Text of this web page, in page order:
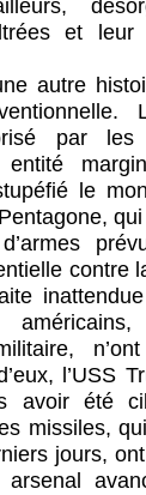
et leur
autre
par les
entité
le
contre
l’USS
avoir été
missiles,
jours,
arsenal